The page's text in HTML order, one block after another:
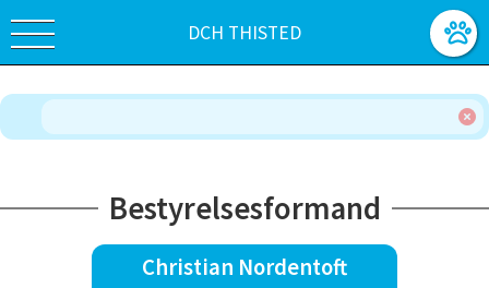
DCH THISTED
Bestyrelsesformand
Christian Nordentoft